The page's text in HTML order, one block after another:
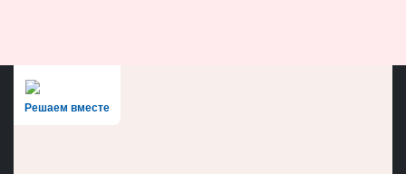
Решаем вместе